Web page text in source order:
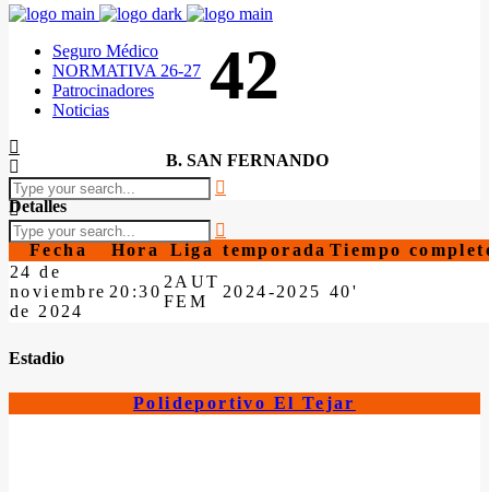
Seguro Médico
NORMATIVA 26-27
Patrocinadores
Noticias
42
B. SAN FERNANDO
Detalles
Fecha Hora Liga temporada Tiempo
24 de
noviembre
de 2024
20:30
2AUT
FEM
2024-2025 40'
Estadio
Polideportivo El Tejar